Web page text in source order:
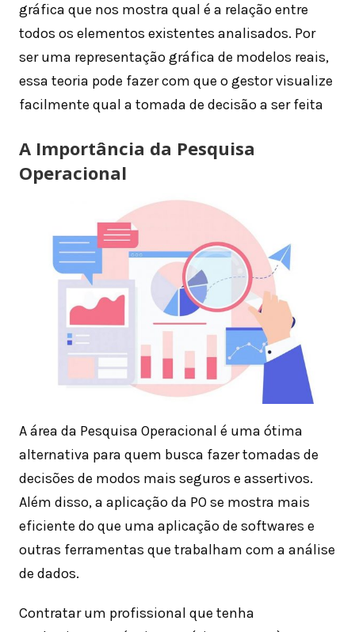
gráfica que nos mostra qual é a relação entre
todos os elementos existentes analisados. Por
ser uma representação gráfica de modelos reais,
essa teoria pode fazer com que o gestor visualize
facilmente qual a tomada de decisão a ser feita
A Importância da Pesquisa
Operacional
A área da Pesquisa Operacional é uma ótima
alternativa para quem busca fazer tomadas de
decisões de modos mais seguros e assertivos.
Além disso, a aplicação da PO se mostra mais
eficiente do que uma aplicação de softwares e
outras ferramentas que trabalham com a análise
de dados.
Contratar um profissional que tenha